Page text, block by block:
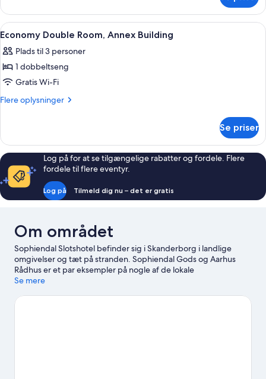
Room
Indlæs
alle
billeder
af
Economy
Double
Building
Et soveværelse med seng, puder,
5
Economy Double Room, Annex Building
Plads til 3 personer
1 dobbeltseng
Gratis Wi-Fi
Flere oplysninger
Flere
Double
Room,
Annex
Building
Se priser
Log på for at se tilgængelige rabatter og fordele. Flere
fordele til flere eventyr.
Log på Tilmeld dig nu – det er gratis
Om området
Sophiendal Slotshotel befinder sig i Skanderborg i landlige
omgivelser og tæt på stranden. Sophiendal Gods og Aarhus
Rådhus er et par eksempler på nogle af de lokale
seværdigheder, mens andre inkluderer Hvilende Form og
værd. Udforsk områdets muligheder for oplevelser på, i og ved
Se mere